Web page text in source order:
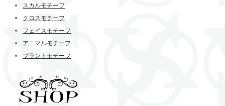
スカルモチーフ
クロスモチーフ
フェイスモチーフ
アニマルモチーフ
プラントモチーフ